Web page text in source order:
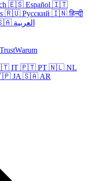
🇪🇸 Español 🇮🇹
🇷🇺 Русский 🇮🇳 हिन्दी
🇸🇦 العربية
Warum
IT 🇵🇹 PT 🇳🇱 NL
JA 🇸🇦 AR